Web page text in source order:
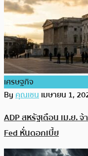
เศรษฐกิจ
Byคุณเชนเมษายน 1,
ADP สหรัฐเดือน เม.ย.
Fed หั่นดอกเบี้ย